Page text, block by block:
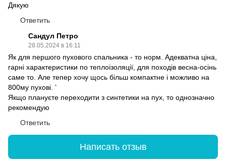
Дякую
Ответить
Сандул Петро
28.05.2024 в 16:11
Як для першого пухового спальника - то норм. Адекватна ціна,
гарні характеристики по теплоізоляції, для походів весна-осінь
саме то. Але тепер хочу щось більш компактне і можливо на
800му пухові. ʼ
Якщо плануєте переходити з синтетики на пух, то однозначно
рекомендую
Ответить
Написать отзыв